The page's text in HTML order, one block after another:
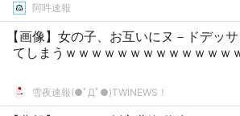
阿吽速報
【画像】女の子、お互いにヌ－ドデッ
てしまうｗｗｗｗｗｗｗｗｗｗｗｗｗ
雪夜速報(●ﾟДﾟ●)TWINEWS！